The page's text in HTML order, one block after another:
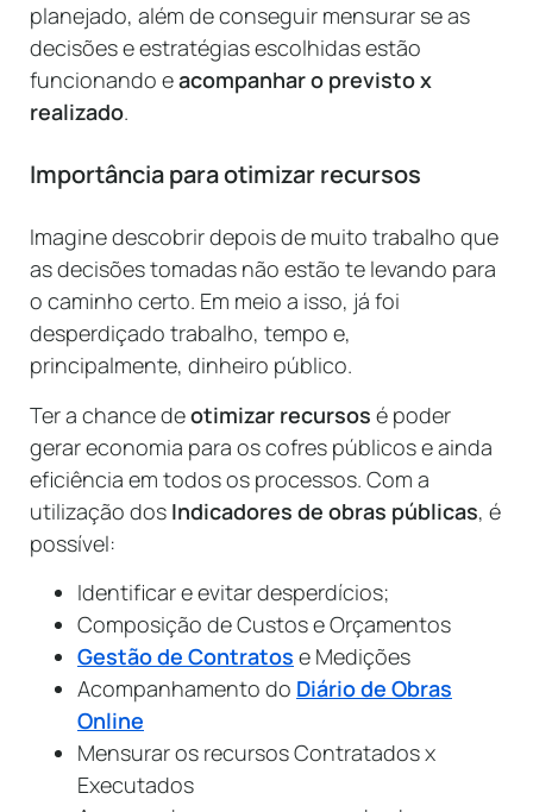
planejado, além de conseguir mensurar se as
decisões e estratégias escolhidas estão
funcionando eacompanhar o previsto x
realizado.
Importância para otimizar recursos
Imagine descobrir depois de muito trabalho que
as decisões tomadas não estão te levando para
o caminho certo. Em meio a isso, já foi
desperdiçado trabalho, tempo e,
principalmente, dinheiro público.
Ter a chance deotimizar recursos é poder
gerar economia para os cofres públicos e ainda
eficiência em todos os processos. Com a
utilização dos Indicadores de obras públicas, é
possível:
Identificar e evitar desperdícios;
Composição de Custos e Orçamentos
Gestão de Contratos e Medições
Acompanhamento do Diário de Obras
Online
Mensurar os recursos Contratados x
Executados